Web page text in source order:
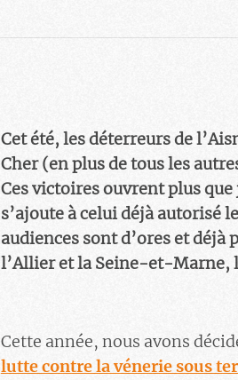
Cet été, les déterreurs de
Cher (en plus de tous les
Ces victoires ouvrent plus
s’ajoute à celui déjà autorisé
audiences sont d’ores et
l’Allier et la Seine-et-Marne,
Cette année, nous avons
lutte contre la vénerie sous